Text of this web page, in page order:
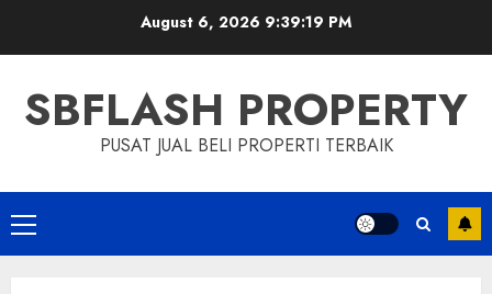
August 6, 2026 9:39:19 PM
SBFLASH PROPERTY
PUSAT JUAL BELI PROPERTI TERBAIK
Primary
Menu